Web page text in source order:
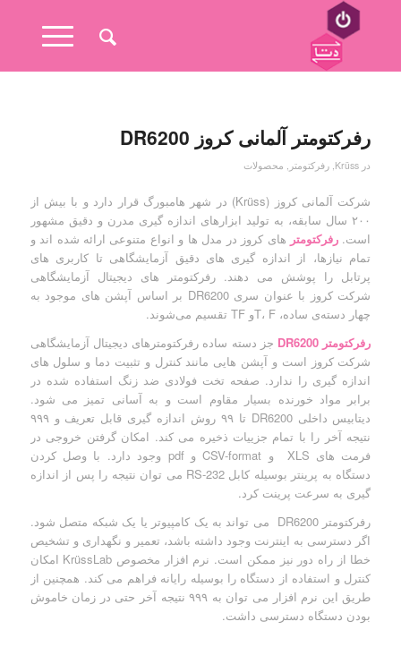
رفرکتومتر آلمانی کروز DR6200
در Krüss
, رفرکتومتر , محصولات
شرکت آلمانی کروز (Krüss) در شهر هامبورگ قرار دارد و با بیش از
۲۰۰ سال سابقه، به تولید ابزارهای اندازه گیری مدرن و دقیق مشهور
است.رفرکتومتر های کروز در مدل ها و انواع متنوعی ارائه شده اند و
تمام نیازها، از اندازه گیری های دقیق آزمایشگاهی تا کاربری های
پرتابل را پوشش می دهند. رفرکتومتر های دیجیتال آزمایشگاهی
شرکت کروز با عنوان سری DR6200 بر اساس آپشن های موجود به
چهار دسته‌ی ساده، T، Fو TF تقسیم می‌شوند.
رفرکتومتر DR6200
جز دسته ساده رفرکتومترهای دیجیتال آزمایشگاهی
شرکت کروز است و آپشن هایی مانند کنترل و تثبیت دما و سلول های
اندازه گیری را ندارد. صفحه تخت فولادی ضد زنگ استفاده شده در
برابر مواد خورنده بسیار مقاوم است و به آسانی تمیز می شود.
دیتابیس داخلی DR6200 تا ۹۹ روش اندازه گیری قابل تعریف و ۹۹۹
نتیجه آخر را با تمام جزییات ذخیره می کند. امکان گرفتن خروجی در
فرمت های XLS و CSV-format و pdf وجود دارد. با وصل کردن
دستگاه به پرینتر بوسیله کابل RS-232 می توان نتیجه را پس از اندازه
گیری به سرعت پرینت کرد.
رفرکتومتر DR6200 می تواند به یک کامپیوتر یا یک شبکه متصل شود.
اگر دسترسی به اینترنت وجود داشته باشد، تعمیر و نگهداری و تشخیص
خطا از راه دور نیز ممکن است. نرم افزار مخصوص KrüssLab امکان
کنترل و استفاده از دستگاه را بوسیله رایانه فراهم می کند. همچنین از
طریق این نرم افزار می توان به ۹۹۹ نتیجه آخر حتی در زمان خاموش
بودن دستگاه دسترسی داشت.